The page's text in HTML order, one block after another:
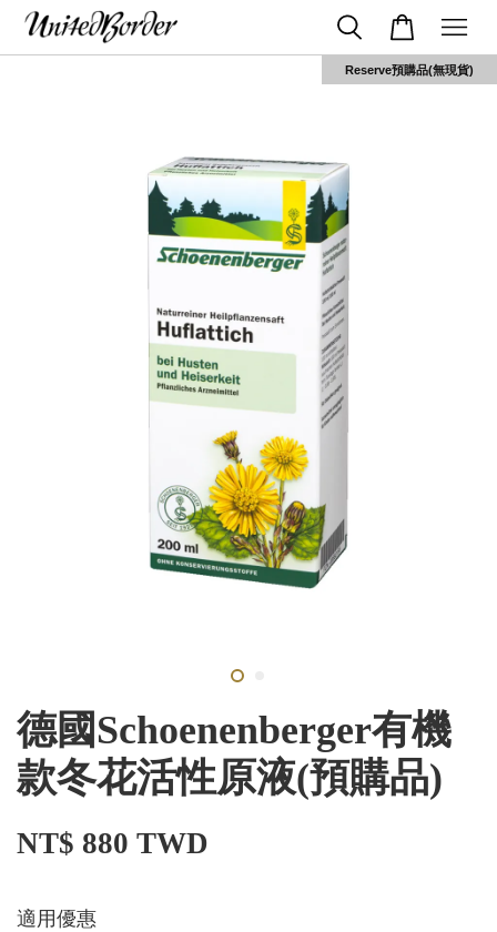
Reserve預購品(無現貨)
德國Schoenenberger有機
款冬花活性原液(預購品)
NT$ 880 TWD
適用優惠